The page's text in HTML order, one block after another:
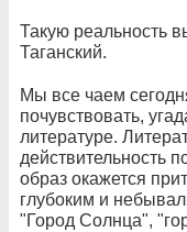
Такую реальность
Таганский.
Мы все чаем
почувствовать,
литературе.
действительность
образ окажется
глубоким и
"Город Солнца",